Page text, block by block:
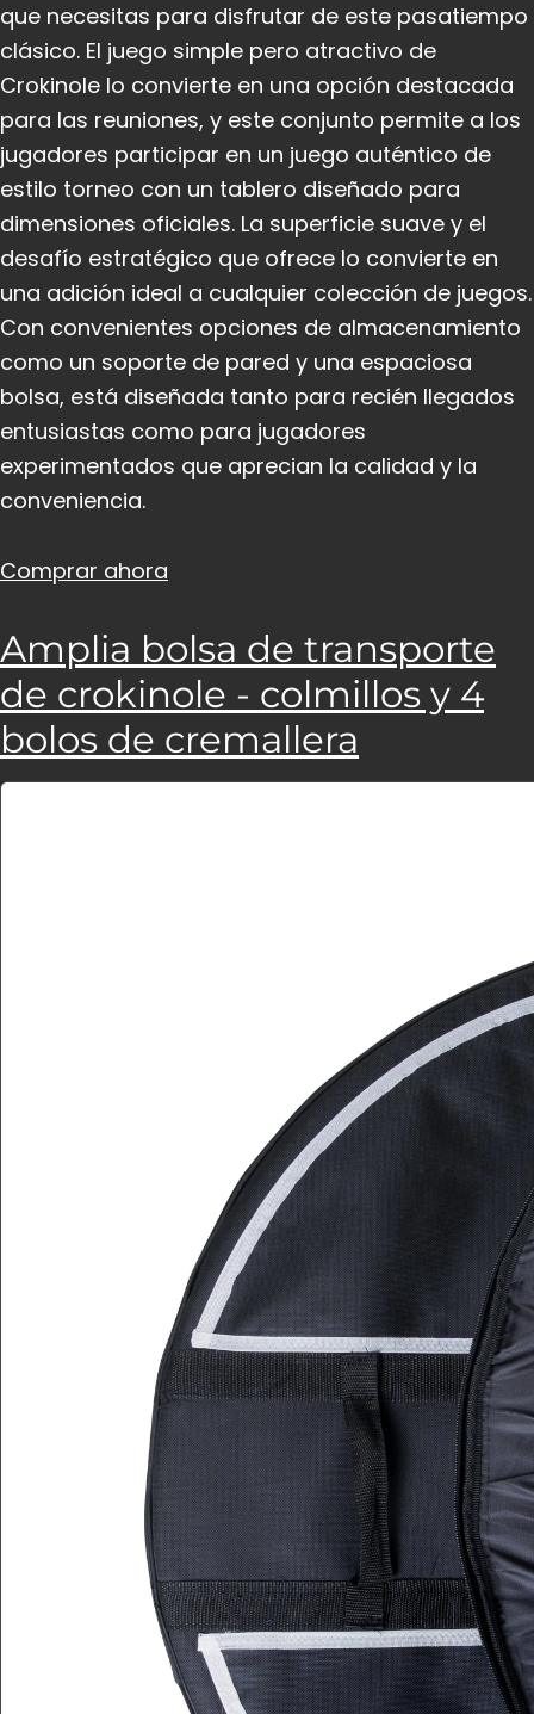
que necesitas para disfrutar de este pasatiempo
clásico. El juego simple pero atractivo de
Crokinole lo convierte en una opción destacada
para las reuniones, y este conjunto permite a los
jugadores participar en un juego auténtico de
estilo torneo con un tablero diseñado para
dimensiones oficiales. La superficie suave y el
desafío estratégico que ofrece lo convierte en
una adición ideal a cualquier colección de juegos.
Con convenientes opciones de almacenamiento
como un soporte de pared y una espaciosa
bolsa, está diseñada tanto para recién llegados
entusiastas como para jugadores
experimentados que aprecian la calidad y la
conveniencia.
Comprar ahora
Amplia bolsa de transporte
de crokinole - colmillos y 4
bolos de cremallera